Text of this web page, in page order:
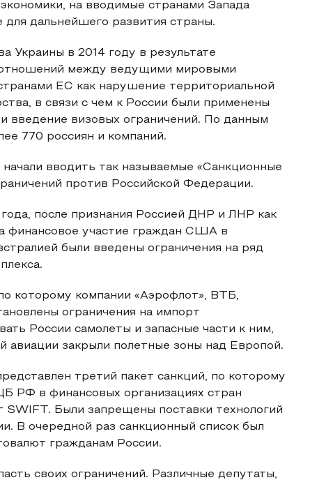
на вводимые странами Запада
дальнейшего развития страны.
Украины в 2014 году в результате
отношений между ведущими мировыми
ЕС как нарушение территориальной
в связи с чем к России были применены
введение визовых ограничений. По данным
770 россиян и компаний.
вводить так называемые «Санкционные
против Российской Федерации.
после признания Россией ДНР и ЛНР как
финансовое участие граждан США в
были введены ограничения на ряд
которому компании «Аэрофлот», ВТБ,
ограничения на импорт
России самолеты и запасные части к ним,
авиации закрыли полетные зоны над Европой.
третий пакет санкций, по которому
РФ в финансовых организациях стран
Были запрещены поставки технологий
В очередной раз санкционный список был
гражданам России.
своих ограничений. Различные депутаты,